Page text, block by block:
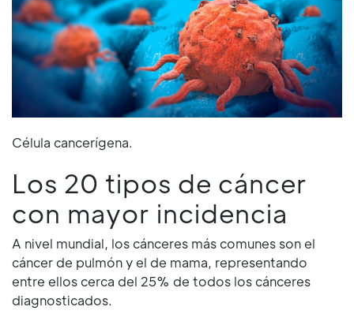
Célula cancerígena.
Los 20 tipos de cáncer
con mayor incidencia
A nivel mundial, los cánceres más comunes son el
cáncer de pulmón y el de mama, representando
entre ellos cerca del 25% de todos los cánceres
diagnosticados.